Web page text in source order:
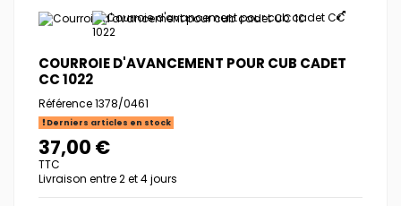
COURROIE D'AVANCEMENT POUR CUB CADET
CC 1022
Référence1378/0461
Derniers articles en stock
37,00 €
TTC
Livraison entre 2 et 4 jours